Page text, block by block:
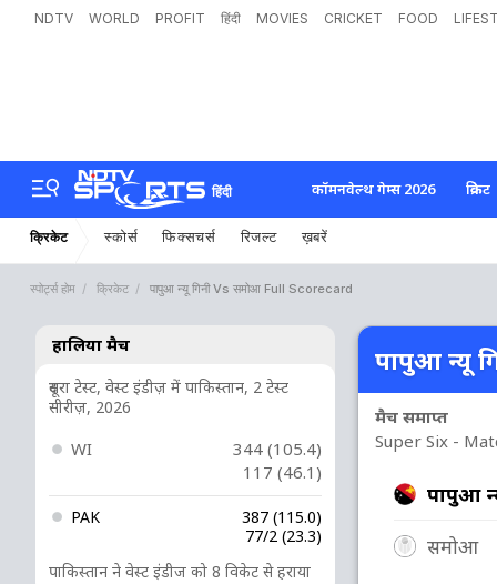
NDTV WORLD PROFIT हिंदी MOVIES CRICKET FOOD
हिंदी कॉमनवेल्थ गेम्स 2026 क्रिकेट
क्रिकेट स्कोर्स फिक्सचर्स रिजल्ट ख़बरें
स्पोर्ट्स होम क्रिकेट पापुआ न्यू गिनी Vs समोआ Full Scorecard
हालिया मैच
दूसरा टेस्ट, वेस्ट इंडीज़ में पाकिस्तान, 2 टेस्ट
सीरीज़, 2026
WI
344 (105.4)
117 (46.1)
PAK
387 (115.0)
77/2 (23.3)
पाकिस्तान ने वेस्ट इंडीज को 8 विकेट से हराया
पापुआ न्यू
मैच समाप्त
Super Six -
पापुआ
समोआ